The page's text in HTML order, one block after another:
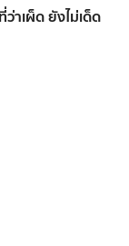
าเผ็ด ยังไม่เด็ด